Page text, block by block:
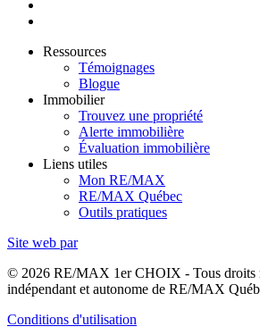
Ressources
Témoignages
Blogue
Immobilier
Trouvez une propriété
Alerte immobilière
Évaluation immobilière
Liens utiles
Mon RE/MAX
RE/MAX Québec
Outils pratiques
Site web par
© 2026 RE/MAX 1er CHOIX - Tous droits
indépendant et autonome de RE/MAX
Conditions d'utilisation